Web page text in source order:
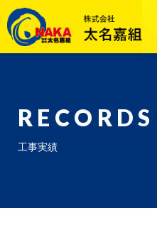
RECORDS
工事実績